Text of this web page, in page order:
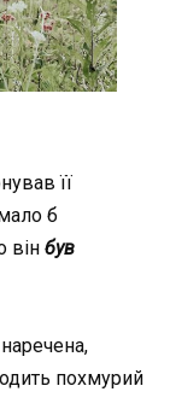
її
б
він був
похмурий